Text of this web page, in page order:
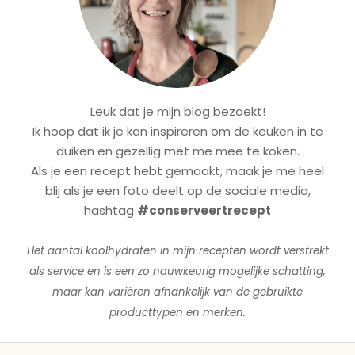
Leuk dat je mijn blog bezoekt!
Ik hoop dat ik je kan inspireren om de keuken in te
duiken en gezellig met me mee te koken.
Als je een recept hebt gemaakt, maak je me heel
blij als je een foto deelt op de sociale media,
hashtag #conserveertrecept
Het aantal koolhydraten in mijn recepten wordt verstrekt
als service en is een zo nauwkeurig mogelijke schatting,
maar kan variëren afhankelijk van de gebruikte
producttypen en merken.